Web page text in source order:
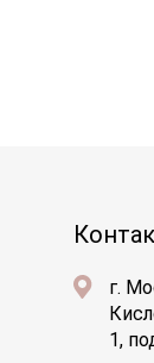
г.
1,